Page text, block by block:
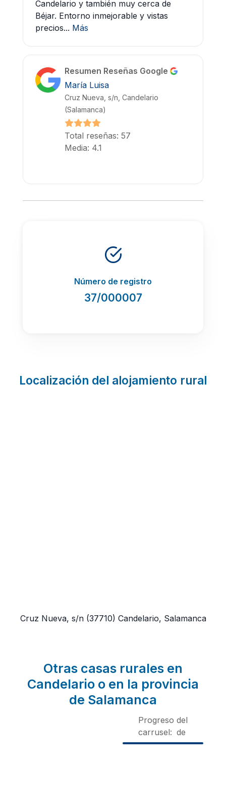
Candelario y también muy cerca de
Béjar. Entorno inmejorable y vistas
precios... Más
Resumen Reseñas Google
María Luisa
Cruz Nueva, s/n, Candelario
(Salamanca)
Total reseñas: 57
Media: 4.1
Número de registro
37/000007
Localización del alojamiento rural
Cruz Nueva, s/n (37710) Candelario, Salamanca
Otras casas rurales en
Candelario o en la provincia
de Salamanca
Progreso del
carrusel: de